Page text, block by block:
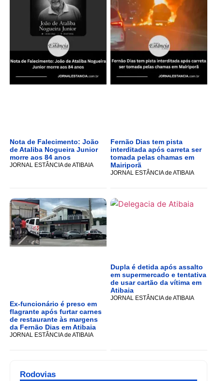
Nota de Falecimento: João
de Ataliba Nogueira Junior
morre aos 84 anos
JORNAL ESTÂNCIA de ATIBAIA
Fernão Dias tem pista
interditada após carreta ser
tomada pelas chamas em
Mairiporã
JORNAL ESTÂNCIA de ATIBAIA
Ex-funcionário é preso em
flagrante após furtar carnes
de restaurante às margens
da Fernão Dias em Atibaia
JORNAL ESTÂNCIA de ATIBAIA
Dupla é detida após assalto
em supermercado e tentativa
de usar cartão da vítima em
Atibaia
JORNAL ESTÂNCIA de ATIBAIA
Rodovias